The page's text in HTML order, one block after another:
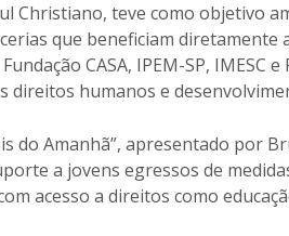
Christiano, teve como objetivo
que beneficiam diretamente
CASA, IPEM-SP, IMESC e
direitos humanos e
do Amanhã”, apresentado por
a jovens egressos de
acesso a direitos como